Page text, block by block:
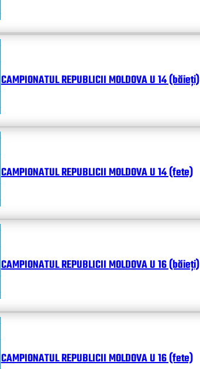
CAMPIONATUL REPUBLICII MOLDOVA U 14 (băieți)
CAMPIONATUL REPUBLICII MOLDOVA U 14 (fete)
CAMPIONATUL REPUBLICII MOLDOVA U 16 (băieți)
CAMPIONATUL REPUBLICII MOLDOVA U 16 (fete)